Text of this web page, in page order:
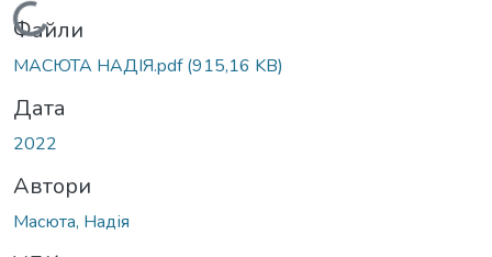
Вантажиться...
Файли
МАСЮТА НАДІЯ.pdf(915,16 KB)
Дата
2022
Автори
Масюта, Надія